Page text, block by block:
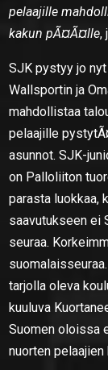
pelaajille
kakun pÃ¤Ã¤lle,
SJK pystyy jo
Wallsportin ja
mahdollistaa
pelaajille
asunnot. SJK-
on Palloliiton
parasta luokkaa,
saavutukseen ei
seuraa.
tarjolla oleva
kuuluva
Suomen oloissa
nuorten